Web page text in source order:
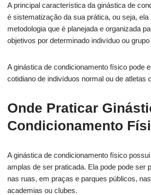
A principal característica da ginástica de
é sistematização da sua prática, ou seja,
metodologia que é planejada e organizada
objetivos por determinado indivíduo ou
A ginástica de condicionamento físico pode
cotidiano de indivíduos normal ou de atletas
Onde Praticar
Condicionamento
A ginástica de condicionamento físico
amplas de ser praticada. Ela pode pode ser
nas ruas, em praças e parques públicos,
academias ou clubes.